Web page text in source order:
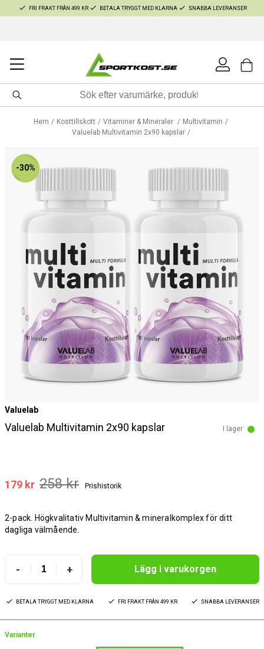
FRI FRAKT FRÅN 499 KR BETALA TRYGGT MED KLARNA SNABBA LEVERANSER
Hem Kosttillskott Vitaminer & Mineraler
Multivitamin
Valuelab Multivitamin 2x90 kapslar
-30%
Valuelab
Valuelab Multivitamin 2x90 kapslar I lager
179 kr 258 kr Prishistorik
2-pack. Högkvalitativ Multivitamin & mineralkomplex för ditt
dagliga välmående.
- + Lägg i varukorgen
BETALA TRYGGT MED KLARNA FRI FRAKT FRÅN 499 KR SNABBA LEVERANSER
Varianter